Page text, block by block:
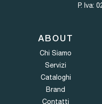
P. Iva:
ABOUT
Chi Siamo
Servizi
Cataloghi
Brand
Contatti